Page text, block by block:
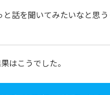
と話を聞いてみたいなと思
はこうでした。